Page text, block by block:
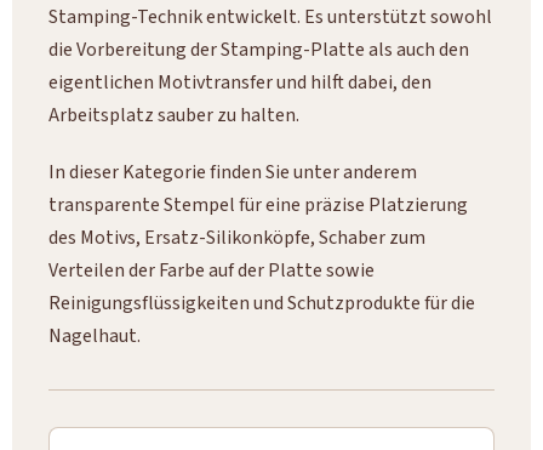
Stamping-Technik entwickelt. Es unterstützt sowohl
die Vorbereitung der Stamping-Platte als auch den
eigentlichen Motivtransfer und hilft dabei, den
Arbeitsplatz sauber zu halten.
In dieser Kategorie finden Sie unter anderem
transparente Stempel für eine präzise Platzierung
des Motivs, Ersatz-Silikonköpfe, Schaber zum
Verteilen der Farbe auf der Platte sowie
Reinigungsflüssigkeiten und Schutzprodukte für die
Nagelhaut.